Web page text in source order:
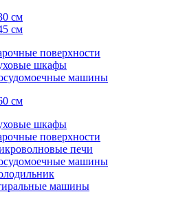
см
см
поверхности
шкафы
машины
см
шкафы
поверхности
печи
машины
машины